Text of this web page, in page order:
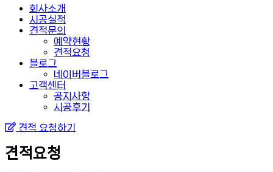
회사소개
시공실적
견적문의
예약현황
견적요청
블로그
네이버블로그
고객센터
공지사항
시공후기
견적 요청하기
견적요청